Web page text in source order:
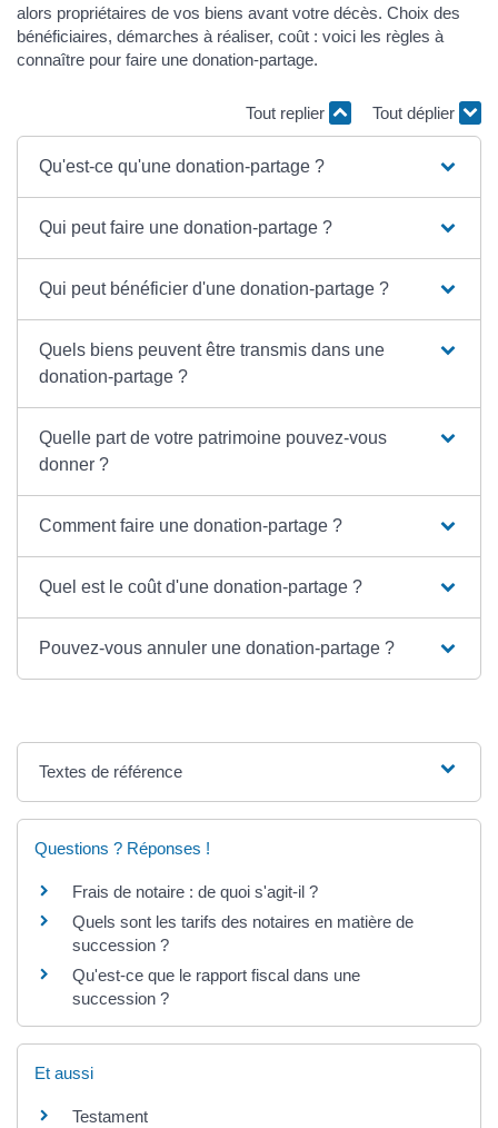
alors propriétaires de vos biens avant votre décès. Choix des
bénéficiaires, démarches à réaliser, coût : voici les règles à
connaître pour faire une donation-partage.
Tout replier Tout déplier
Qu'est-ce qu'une donation-partage ?
Qui peut faire une donation-partage ?
Qui peut bénéficier d'une donation-partage ?
Quels biens peuvent être transmis dans une
donation-partage ?
Quelle part de votre patrimoine pouvez-vous
donner ?
Comment faire une donation-partage ?
Quel est le coût d'une donation-partage ?
Pouvez-vous annuler une donation-partage ?
Textes de référence
Questions ? Réponses !
Frais de notaire : de quoi s'agit-il ?
Quels sont les tarifs des notaires en matière de
succession ?
Qu'est-ce que le rapport fiscal dans une
succession ?
Et aussi
Testament